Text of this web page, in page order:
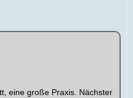
eine große Praxis. Nächster